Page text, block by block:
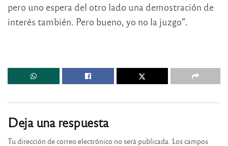
pero uno espera del otro lado una demostración de
interés también. Pero bueno, yo no la juzgo”.
Deja una respuesta
Tu dirección de correo electrónico no será publicada. Los campos